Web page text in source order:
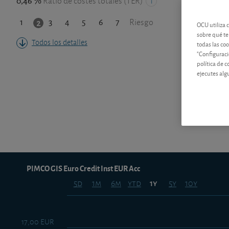
1 2 3 4 5 6 7 Riesgo
Todos los detalles
5d 1m 6m ytd 1y 5y 10y
PIMCO GIS Euro Credit Inst EUR Acc
17,00 EUR
OCU utiliza
sobre qué
todas las
política de
ejecutes